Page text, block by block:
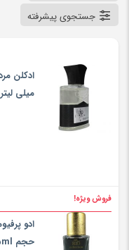
جستجوی پیشرفته
میلی لیتر
فروش ویژه!
حجم 15ml